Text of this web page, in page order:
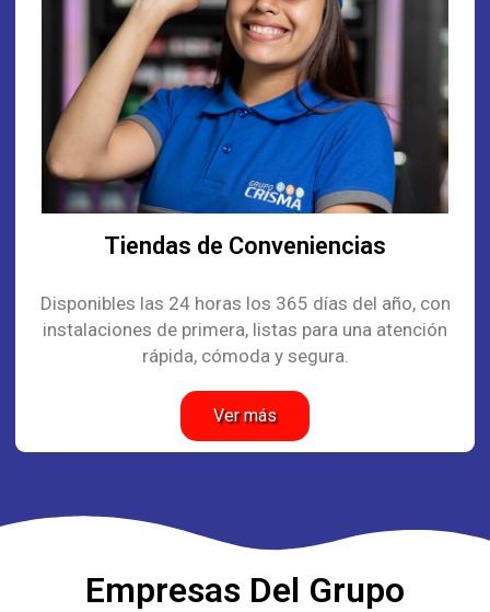
Tiendas de Conveniencias
Disponibles las 24 horas los 365 días del año, con
instalaciones de primera, listas para una atención
rápida, cómoda y segura.
Ver más
Empresas Del Grupo